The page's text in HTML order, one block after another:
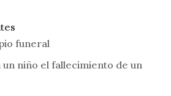
funeral
un niño el fallecimiento de un